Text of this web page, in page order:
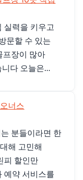
실력을 키우고
문할 수 있는
프장이 많아
다 오늘은...
너스
분들이라면 한
해 고민해
피 할인만
예약 서비스를